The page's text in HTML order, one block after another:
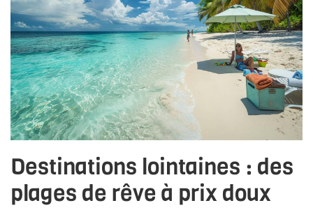
Destinations lointaines : des
plages de rêve à prix doux